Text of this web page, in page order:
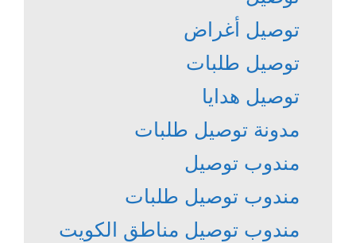
توصيل أغراض
توصيل طلبات
توصيل هدايا
مدونة توصيل طلبات
مندوب توصيل
مندوب توصيل طلبات
مندوب توصيل مناطق الكويت